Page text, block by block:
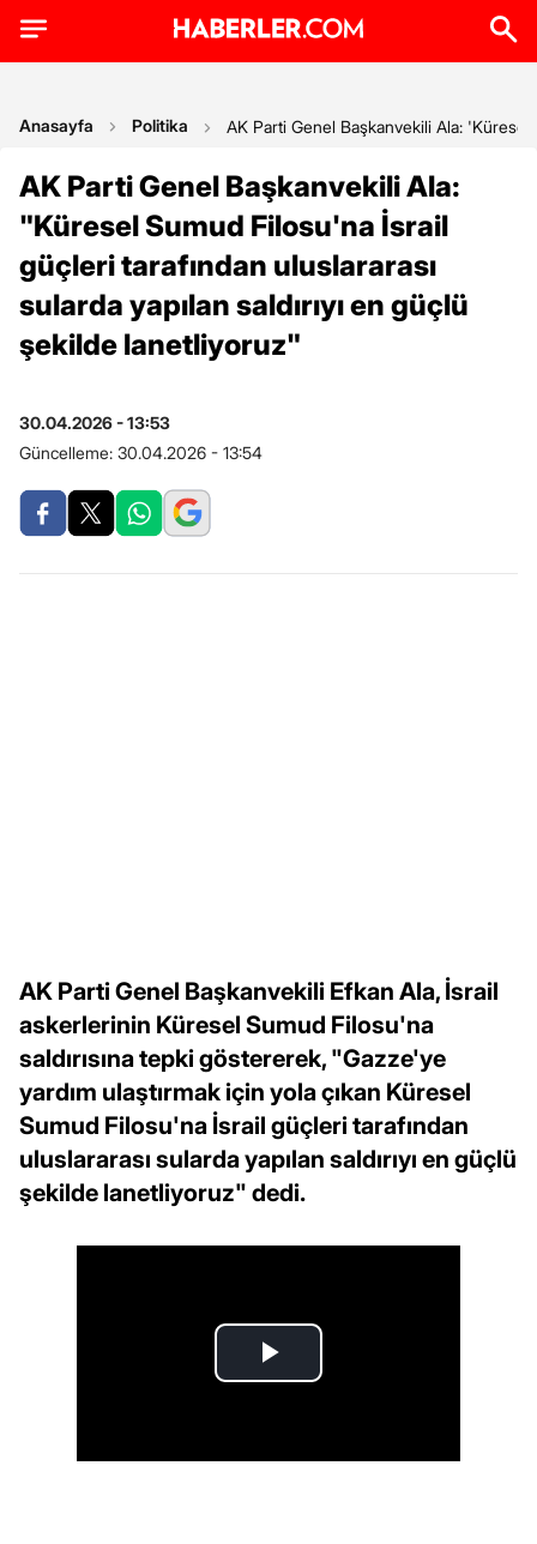
Anasayfa Politika AK Parti Genel Başkanvekili Ala: 'Küresel
AK Parti Genel Başkanvekili Ala:
"Küresel Sumud Filosu'na İsrail
güçleri tarafından uluslararası
sularda yapılan saldırıyı en güçlü
şekilde lanetliyoruz"
30.04.2026 - 13:53
Güncelleme: 30.04.2026 - 13:54
AK Parti Genel Başkanvekili Efkan Ala, İsrail
askerlerinin Küresel Sumud Filosu'na
saldırısına tepki göstererek, "Gazze'ye
yardım ulaştırmak için yola çıkan Küresel
Sumud Filosu'na İsrail güçleri tarafından
uluslararası sularda yapılan saldırıyı en güçlü
şekilde lanetliyoruz" dedi.